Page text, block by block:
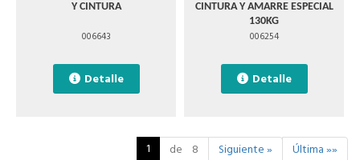
Y CINTURA
006643
Detalle
CINTURA Y AMARRE ESPECIAL
130KG
006254
Detalle
1 de 8 Siguiente » Última »»